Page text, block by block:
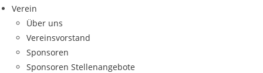
Ver­ein
Über uns
Ver­eins­vor­stand
Spon­so­ren
Spon­so­ren Stellenangebote